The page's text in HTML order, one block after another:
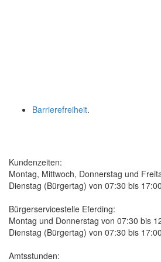
Barrierefreiheit.
Kundenzeiten:
Montag, Mittwoch, Donnerstag und
Dienstag (Bürgertag) von 07:30 bis
Bürgerservicestelle Eferding:
Montag und Donnerstag von 07:30 bis
Dienstag (Bürgertag) von 07:30 bis
Amtsstunden: